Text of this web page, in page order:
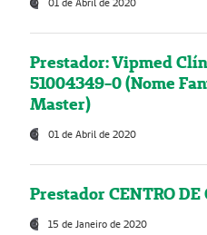
Prestador: Vipmed
51004349-0 (Nome
Master)
01 de Abril de 2020
Prestador CENTRO DE
15 de Janeiro de 2020